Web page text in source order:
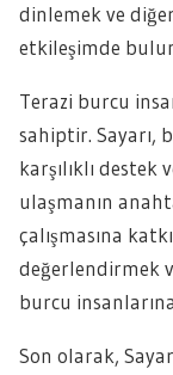
dinlemek ve
etkileşimde
Terazi burcu
sahiptir. Sayarı,
karşılıklı
ulaşmanın
çalışmasına
değerlendirmek
burcu
Son olarak,